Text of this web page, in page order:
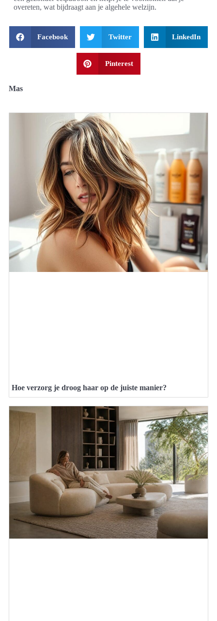
overeten, wat bijdraagt aan je algehele welzijn.
Facebook Twitter LinkedIn
Pinterest
Mas
Hoe verzorg je droog haar op de juiste manier?